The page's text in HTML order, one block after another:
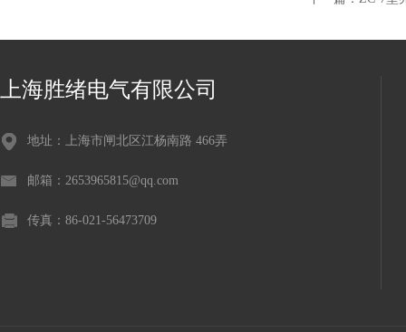
上海胜绪电气有限公司
地址：上海市闸北区江杨南路 466弄
邮箱：2653965815@qq.com
传真：86-021-56473709